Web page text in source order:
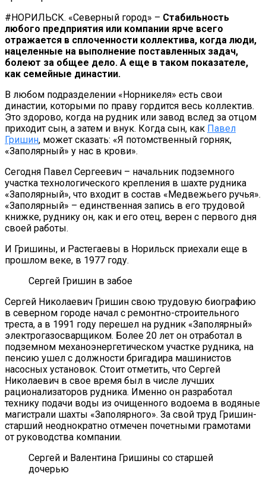
#НОРИЛЬСК. «Северный город» – Стабильность
любого предприятия или компании ярче всего
отражается в сплоченности коллектива, когда люди,
нацеленные на выполнение поставленных задач,
болеют за общее дело. А еще в таком показателе,
как семейные династии.
В любом подразделении «Норникеля» есть свои
династии, которыми по праву гордится весь коллектив.
Это здорово, когда на рудник или завод вслед за отцом
приходит сын, а затем и внук. Когда сын, как Павел
Гришин, может сказать: «Я потомственный горняк,
«Заполярный» у нас в крови».
Сегодня Павел Сергеевич – начальник подземного
участка технологического крепления в шахте рудника
«Заполярный», что входит в состав «Медвежьего ручья».
«Заполярный» – единственная запись в его трудовой
книжке, руднику он, как и его отец, верен с первого дня
своей работы.
И Гришины, и Растегаевы в Норильск приехали еще в
прошлом веке, в 1977 году.
Сергей Гришин в забое
Сергей Николаевич Гришин свою трудовую биографию
в северном городе начал с ремонтно-строительного
треста, а в 1991 году перешел на рудник «Заполярный»
электрогазосварщиком. Более 20 лет он отработал в
подземном механоэнергетическом участке рудника, на
пенсию ушел с должности бригадира машинистов
насосных установок. Стоит отметить, что Сергей
Николаевич в свое время был в числе лучших
рационализаторов рудника. Именно он разработал
технику подачи воды из очищенного водоема в водяные
магистрали шахты «Заполярного». За свой труд Гришин-
старший неоднократно отмечен почетными грамотами
от руководства компании.
Сергей и Валентина Гришины со старшей
дочерью